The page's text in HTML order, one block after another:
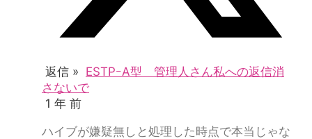
返信 » ESTPｰA型 管理人さん私への返信消
さないで
1 年 前
ハイブが嫌疑無しと処理した時点で本当じゃな